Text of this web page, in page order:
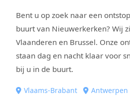
Bent u op zoek naar een
buurt van Nieuwerkerken? Wij
Vlaanderen en Brussel. Onze
staan dag en nacht klaar voor
bij u in de buurt.
Vlaams-Brabant Antwerpen